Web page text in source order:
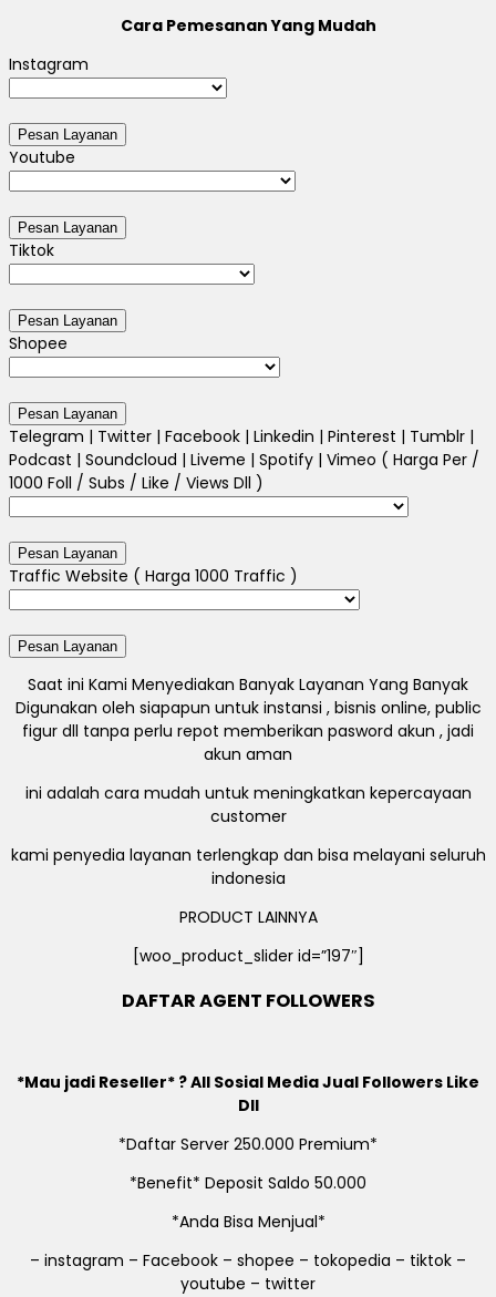
Cara Pemesanan Yang Mudah
Instagram
Youtube
Tiktok
Shopee
Telegram | Twitter | Facebook | Linkedin | Pinterest | Tumblr |
Podcast | Soundcloud | Liveme | Spotify | Vimeo ( Harga Per /
1000 Foll / Subs / Like / Views Dll )
Traffic Website ( Harga 1000 Traffic )
Saat ini Kami Menyediakan Banyak Layanan Yang Banyak
Digunakan oleh siapapun untuk instansi , bisnis online, public
figur dll tanpa perlu repot memberikan pasword akun , jadi
akun aman
ini adalah cara mudah untuk meningkatkan kepercayaan
customer
kami penyedia layanan terlengkap dan bisa melayani seluruh
indonesia
PRODUCT LAINNYA
[woo_product_slider id=”197″]
DAFTAR AGENT FOLLOWERS
*Mau jadi Reseller* ? All Sosial Media Jual Followers Like
Dll
*Daftar Server 250.000 Premium*
*Benefit* Deposit Saldo 50.000
*Anda Bisa Menjual*
– instagram – Facebook – shopee – tokopedia – tiktok –
youtube – twitter